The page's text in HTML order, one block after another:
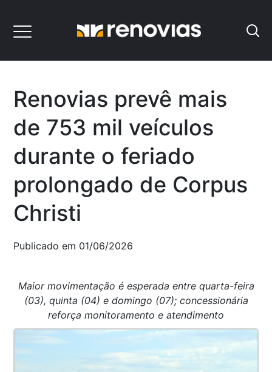
Renovias prevê mais
de 753 mil veículos
durante o feriado
prolongado de Corpus
Christi
Publicado em 01/06/2026
Maior movimentação é esperada entre quarta-feira
(03), quinta (04) e domingo (07); concessionária
reforça monitoramento e atendimento